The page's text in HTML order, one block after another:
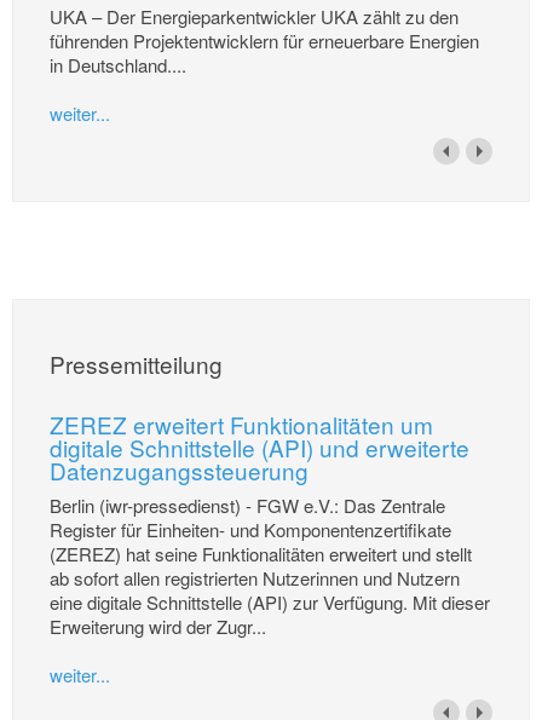
UKA – Der Energieparkentwickler UKA zählt zu den
führenden Projektentwicklern für erneuerbare Energien
in Deutschland....
weiter...
Pressemitteilung
ZEREZ erweitert Funktionalitäten um
digitale Schnittstelle (API) und erweiterte
Datenzugangssteuerung
Berlin (iwr-pressedienst) - FGW e.V.: Das Zentrale
Register für Einheiten- und Komponentenzertifikate
(ZEREZ) hat seine Funktionalitäten erweitert und stellt
ab sofort allen registrierten Nutzerinnen und Nutzern
eine digitale Schnittstelle (API) zur Verfügung. Mit dieser
Erweiterung wird der Zugr...
weiter...